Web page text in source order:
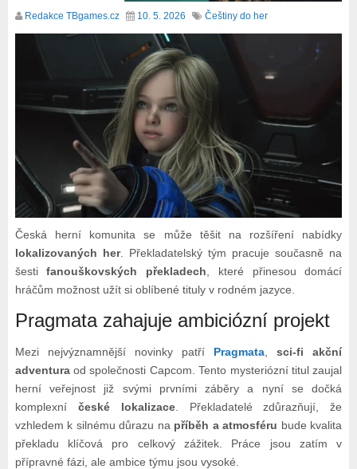
Redakce TBgames.cz 10. 5. 2026 Češtiny do her
Česká herní komunita se může těšit na rozšíření nabídky
lokalizovaných her. Překladatelský tým pracuje současně na
šestifanouškovských překladech , které přinesou domácí
hráčům možnost užít si oblíbené tituly v rodném jazyce.
Pragmata zahajuje ambiciózní projekt
Mezi nejvýznamnější novinky patří Pragmata ,sci-fi akční
adventuraod společnosti Capcom. Tento mysteriózní titul zaujal
herní veřejnost již svými prvními záběry a nyní se dočká
komplexní české lokalizace. Překladatelé zdůrazňují, že
vzhledem k silnému důrazu na příběh a atmosféru bude kvalita
překladu klíčová pro celkový zážitek. Práce jsou zatím v
přípravné fázi, ale ambice týmu jsou vysoké.